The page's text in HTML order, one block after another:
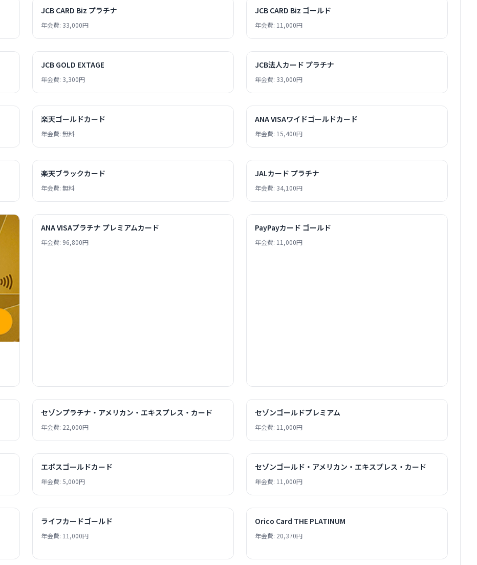
JCB CARD Biz プラチナ
年会費: 33,000円
JCB CARD Biz ゴールド
年会費: 11,000円
JCB GOLD EXTAGE
年会費: 3,300円
JCB法人カード プラチナ
年会費: 33,000円
楽天ゴールドカード
年会費: 無料
ANA VISAワイドゴールドカード
年会費: 15,400円
楽天ブラックカード
年会費: 無料
JALカード プラチナ
年会費: 34,100円
ANA VISAプラチナ プレミアムカード
年会費: 96,800円
PayPayカード ゴールド
年会費: 11,000円
セゾンプラチナ・アメリカン・エキスプレス・カード
年会費: 22,000円
セゾンゴールドプレミアム
年会費: 11,000円
エポスゴールドカード
年会費: 5,000円
セゾンゴールド・アメリカン・エキスプレス・カード
年会費: 11,000円
ライフカードゴールド
年会費: 11,000円
Orico Card THE PLATINUM
年会費: 20,370円